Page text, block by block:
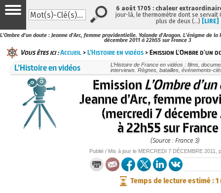
L’Ombre d’un doute : Jeanne d'Arc, femme providentielle. Yolande d'Aragon. L'énigme de
décembre 2011 à 22h55 sur France 3
Vous êtes ici :Accueil >L’Histoire en vidéos > Emission L'Ombre d'un
L’Histoire en vidéos
L’Histoire de France en vidéos : films,
interviews. Règnes, batailles, événements-
EmissionL’Ombre
Jeanne d’Arc, femme
(mercredi 7
à 22h55 sur
(Source : France 3)
Publié / Mis à jour le MERCREDI 7 DÉCEMBRE 2011 ,
Temps de lecture estimé : 1
6 août 1705 : chaleur
jour-là, le thermomètre dont se servait
plus de deux (…) [LIRE]